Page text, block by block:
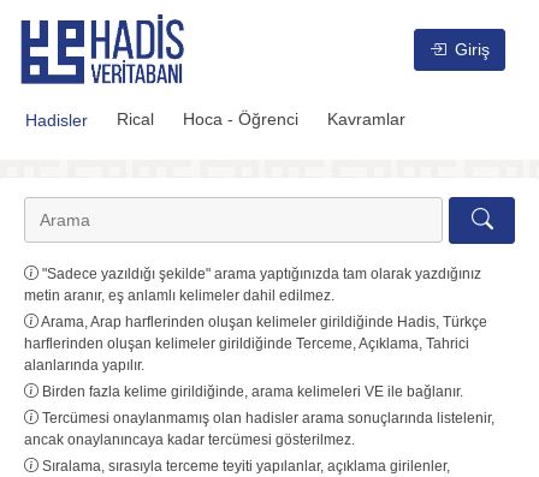
Hadis Veritabanı
Hadisler Rical Hoca - Öğrenci Kavramlar
Giriş
"Sadece yazıldığı şekilde" arama yaptığınızda tam olarak yazdığınız
metin aranır, eş anlamlı kelimeler dahil edilmez.
Arama, Arap harflerinden oluşan kelimeler girildiğinde Hadis, Türkçe
harflerinden oluşan kelimeler girildiğinde Terceme, Açıklama, Tahrici
alanlarında yapılır.
Birden fazla kelime girildiğinde, arama kelimeleri VE ile bağlanır.
Tercümesi onaylanmamış olan hadisler arama sonuçlarında listelenir,
ancak onaylanıncaya kadar tercümesi gösterilmez.
Sıralama, sırasıyla terceme teyiti yapılanlar, açıklama girilenler,